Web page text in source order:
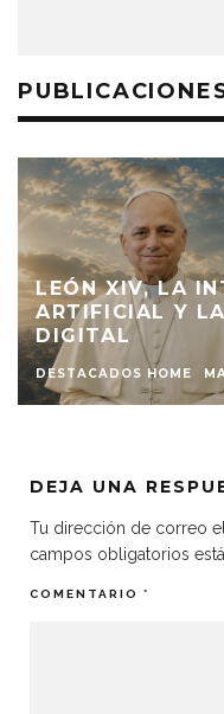
LEÓN XIV, LA
ARTIFICIAL Y
DIGITAL
DESTACADOS HOME
DEJA UNA
Tu dirección de correo
campos obligatorios
COMENTARIO *